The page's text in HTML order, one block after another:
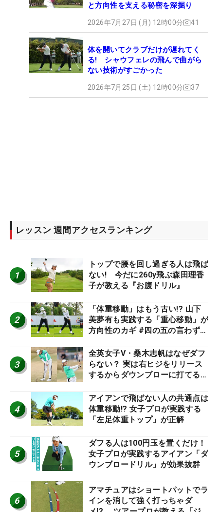
と方向性を支える秘密を深掘り
2026年7月27日 (月) 12時00分 41
体を開いてクラブだけが遅れてく
る! シャウフェレの飛んで曲がら
ない技術がすごかった
2026年7月25日 (土) 12時00分 37
レッスン 週間アクセスランキング
1
トップで腰を回し過ぎる人は飛ば
ない! 今だに260y飛ぶ森田理香
子が教える『お腹ドリル』
2
「体重移動」はもう古い!? 山下
美夢有も実践する「重心移動」が
方向性のカギ #四の五の言わず振
3
全英女子V・桑木志帆はなぜダフ
らない？ 実は右ヒジをリリース
するからダウンブローに打てる #
4
アイアンで飛ばない人の共通点は
体重移動!? 女子プロが実践する
「左足体重トップ」が正解
5
ダフる人は100円玉を置くだけ！
女子プロが実践するアイアン「ダ
ウンブロードリル」が効果抜群
6
アマチュアはショートパットでラ
インを消して強く打っちゃダ